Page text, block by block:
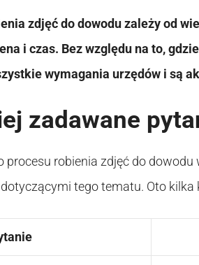
zdjęć do dowodu zależy od
i czas. Bez względu na to,
wymagania urzędów i są
zadawane
procesu robienia zdjęć do
tego tematu. Oto